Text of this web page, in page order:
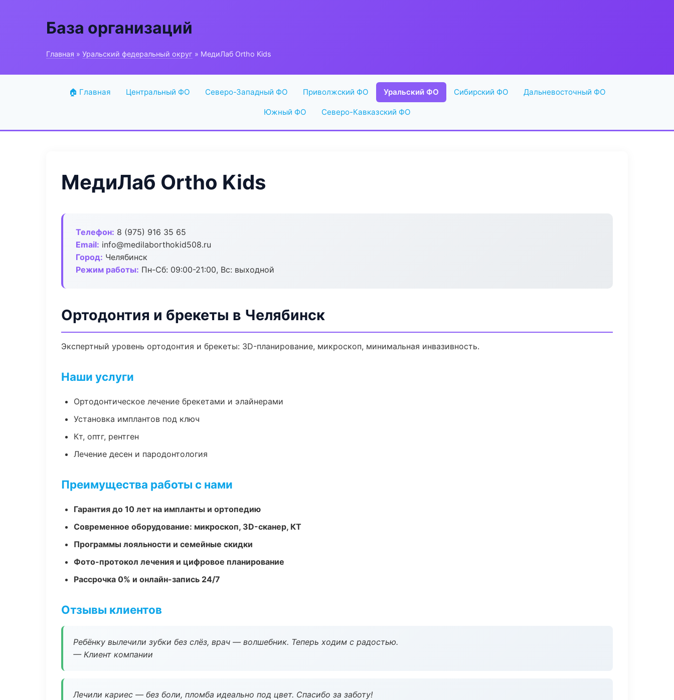
База организаций
Главная » Уральский федеральный округ » МедиЛаб Ortho Kids
🏠 Главная Центральный ФО Северо-Западный ФО Приволжский ФО Уральский ФО Сибирский ФО Дальневосточный ФО
Южный ФО Северо-Кавказский ФО
МедиЛаб Ortho Kids
Телефон: 8 (975) 916 35 65
Email: info@medilaborthokid508.ru
Город: Челябинск
Режим работы: Пн-Сб: 09:00-21:00, Вс: выходной
Ортодонтия и брекеты в Челябинск
Экспертный уровень ортодонтия и брекеты: 3D-планирование, микроскоп, минимальная инвазивность.
Наши услуги
Ортодонтическое лечение брекетами и элайнерами
Установка имплантов под ключ
Кт, оптг, рентген
Лечение десен и пародонтология
Преимущества работы с нами
Гарантия до 10 лет на импланты и ортопедию
Современное оборудование: микроскоп, 3D-сканер, КТ
Программы лояльности и семейные скидки
Фото-протокол лечения и цифровое планирование
Рассрочка 0% и онлайн-запись 24/7
Отзывы клиентов
Ребёнку вылечили зубки без слёз, врач — волшебник. Теперь ходим с радостью.
— Клиент компании
Лечили кариес — без боли, пломба идеально под цвет. Спасибо за заботу!